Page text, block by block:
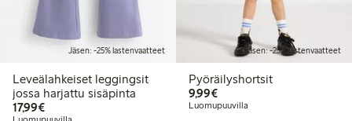
Jäsen: -25% lastenvaatteet
Leveälahkeiset leggingsit
jossa harjattu sisäpinta
17,99€17,99 €
Jäsen: -25% lastenvaatteet
Pyöräilyshortsit
9,99€9,99 €
Luomupuuvilla